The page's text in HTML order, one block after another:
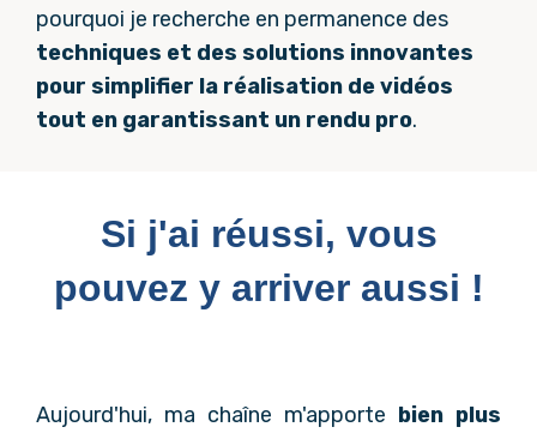
pourquoi je recherche en permanence des
techniques et des solutions innovantes
pour simplifier la réalisation de vidéos
tout en garantissant un rendu pro.
Si j'ai réussi, vous
pouvez y arriver aussi !
Aujourd'hui, ma chaîne m'apporte bien plus